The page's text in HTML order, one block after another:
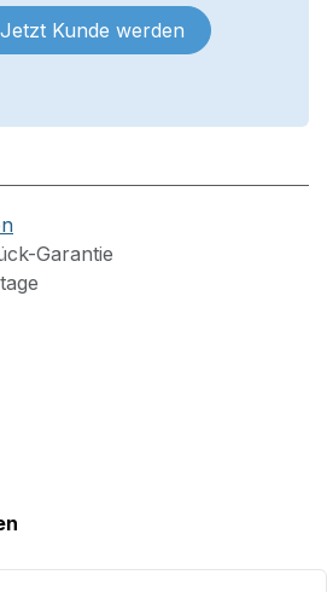
Jetzt Kunde werden
Garantie